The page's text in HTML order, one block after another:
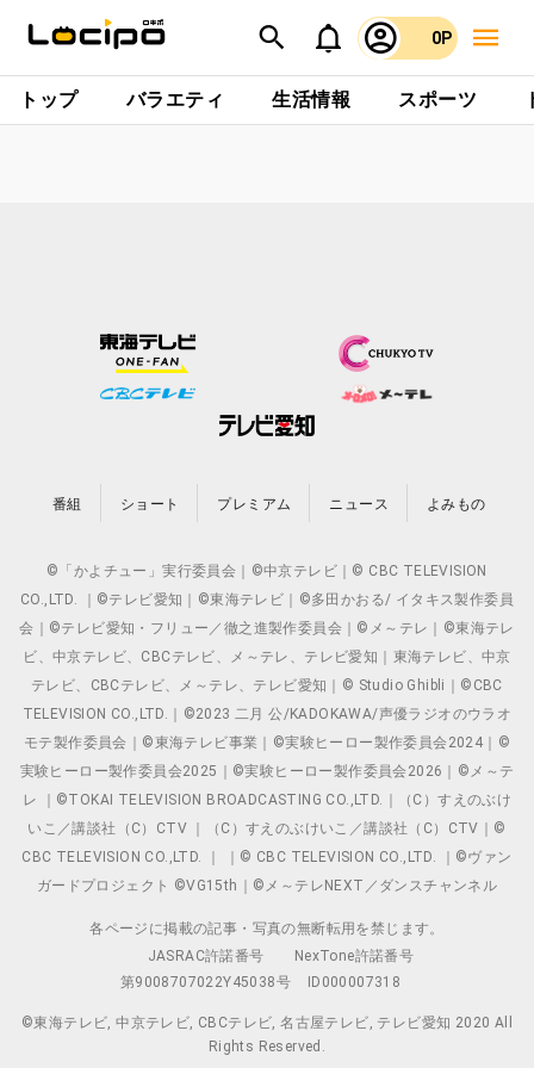
0P
トップ バラエティ 生活情報 スポーツ
番組 ショート プレミアム ニュース よみもの
©「かよチュー」実行委員会｜©中京テレビ｜© CBC TELEVISION
CO.,LTD. ｜©テレビ愛知｜©東海テレビ｜©多田かおる/ イタキス製作委員
会｜©テレビ愛知・フリュー／徹之進製作委員会｜©メ～テレ｜©東海テレ
ビ、中京テレビ、CBCテレビ、メ～テレ、テレビ愛知｜東海テレビ、中京
テレビ、CBCテレビ、メ～テレ、テレビ愛知｜© Studio Ghibli｜©CBC
TELEVISION CO.,LTD.｜©2023 二月 公/KADOKAWA/声優ラジオのウラオ
モテ製作委員会｜©東海テレビ事業｜©実験ヒーロー製作委員会2024｜©
実験ヒーロー製作委員会2025｜©実験ヒーロー製作委員会2026｜©メ～テ
レ ｜©TOKAI TELEVISION BROADCASTING CO.,LTD.｜（C）すえのぶけ
いこ／講談社（C）CTV ｜（C）すえのぶけいこ／講談社（C）CTV｜©
CBC TELEVISION CO.,LTD. ｜ ｜© CBC TELEVISION CO.,LTD. ｜©ヴァン
ガードプロジェクト ©VG15th｜©メ～テレNEXT／ダンスチャンネル
各ページに掲載の記事・写真の無断転用を禁じます。
JASRAC許諾番号
NexTone許諾番号
第9008707022Y45038号
ID000007318
©東海テレビ, 中京テレビ, CBCテレビ, 名古屋テレビ, テレビ愛知 2020 All
Rights Reserved.